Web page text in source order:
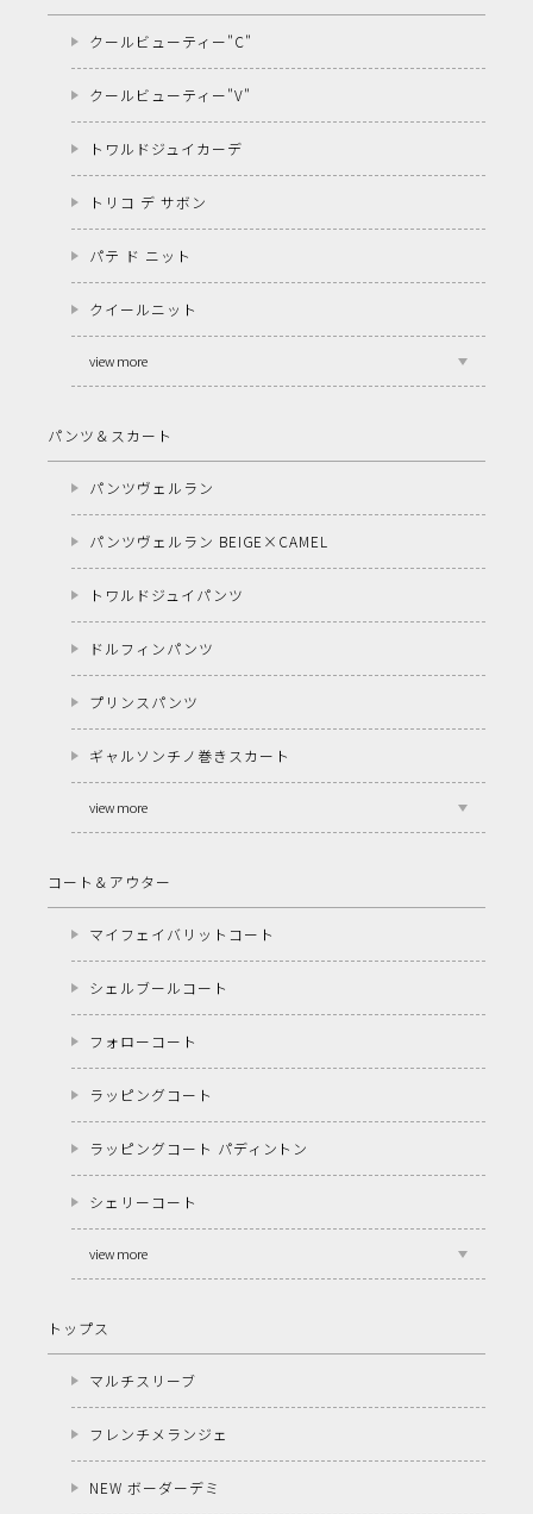
クールビューティー"C"
クールビューティー"V"
トワルドジュイカーデ
トリコ デ サボン
パテ ド ニット
クイールニット
view more
パンツ＆スカート
パンツヴェルラン
パンツヴェルラン BEIGE×CAMEL
トワルドジュイパンツ
ドルフィンパンツ
プリンスパンツ
ギャルソンチノ巻きスカート
view more
コート＆アウター
マイフェイバリットコート
シェルブールコート
フォローコート
ラッピングコート
ラッピングコート パディントン
シェリーコート
view more
トップス
マルチスリーブ
フレンチメランジェ
NEW ボーダーデミ